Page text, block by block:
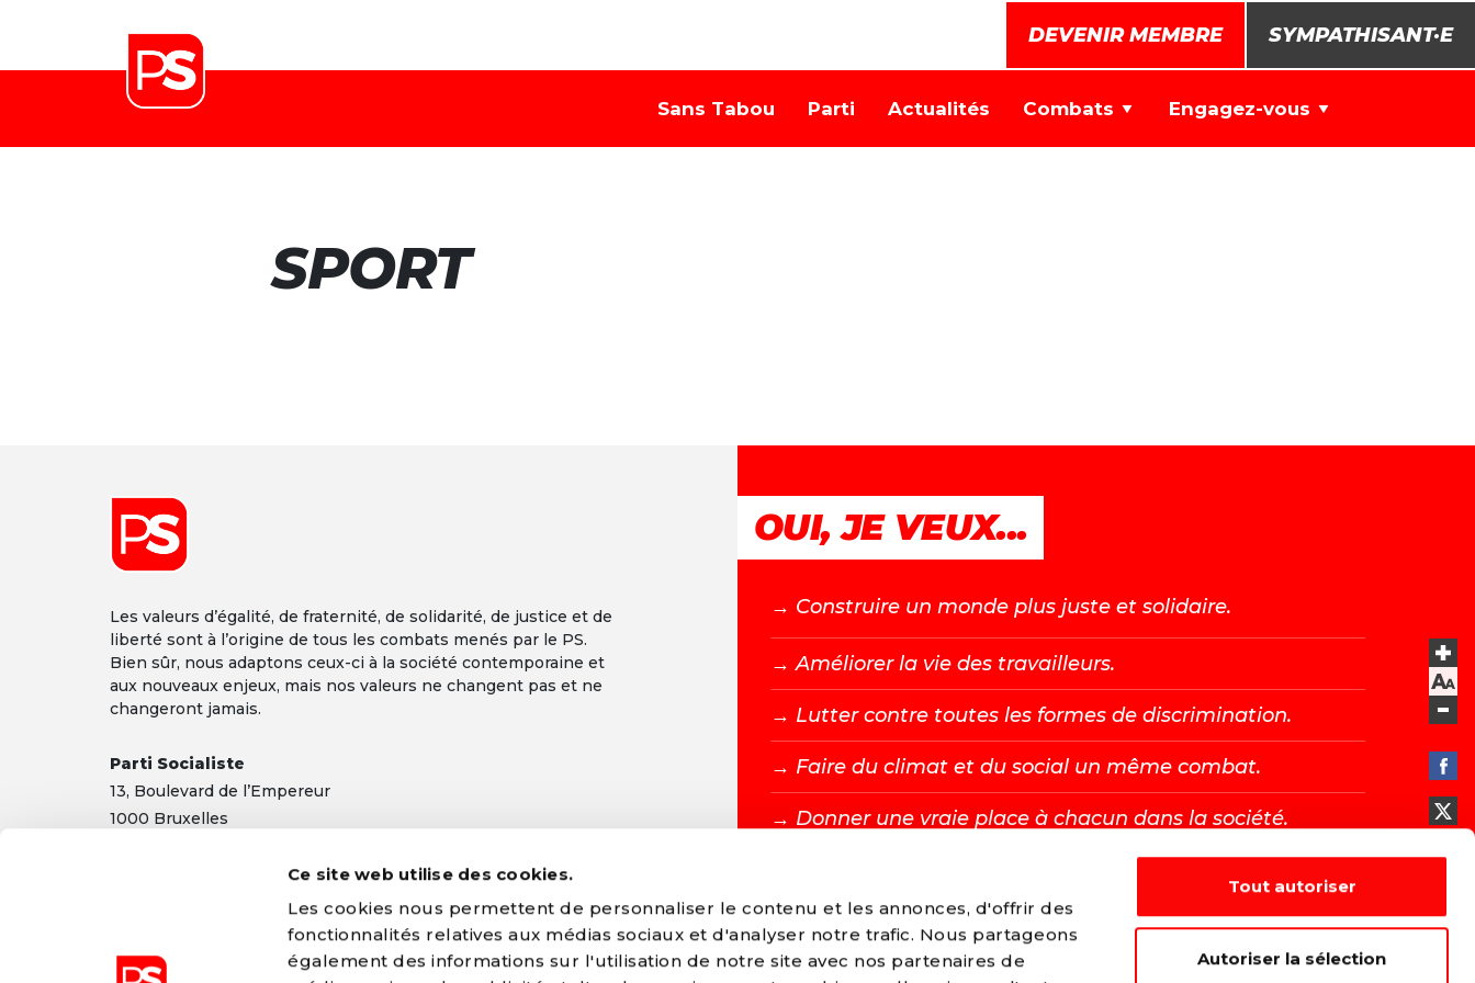
Ce site web utilise des cookies.
Les cookies nous permettent de personnaliser le contenu et les annonces, d'offrir des
fonctionnalités relatives aux médias sociaux et d'analyser notre trafic. Nous partageons
également des informations sur l'utilisation de notre site avec nos partenaires de
Tout autoriser
Autoriser la sélection
DEVENIR MEMBRE SYMPATHISANT·E
Sans Tabou Parti Actualités Combats Engagez-vous
Font size
-
SPORT
Les valeurs d’égalité, de fraternité, de solidarité, de justice et de
liberté sont à l’origine de tous les combats menés par le PS.
Bien sûr, nous adaptons ceux-ci à la société contemporaine et
aux nouveaux enjeux, mais nos valeurs ne changent pas et ne
changeront jamais.
Parti Socialiste
13, Boulevard de l’Empereur
1000 Bruxelles
Mentions légales |Confidentialité
OUI, JE VEUX...
→ Construire un monde plus juste et solidaire.
→ Améliorer la vie des travailleurs.
→ Lutter contre toutes les formes de discrimination.
→ Faire du climat et du social un même combat.
→ Donner une vraie place à chacun dans la société.
DEVENIR MEMBRE →